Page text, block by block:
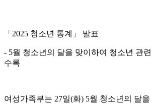
「2025 청소년 통계」 발표
- 5월 청소년의 달을 맞이하여 청소년 관
수록
여성가족부는 27일(화) 5월 청소년의 달